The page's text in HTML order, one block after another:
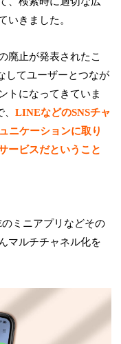
いきました。
廃止が発表されたこ
してユーザーとつなが
トになってきていま
、LINEなどのSNSチャ
ニケーションに取り
ービスだということ
ミニアプリなどその
マルチチャネル化を